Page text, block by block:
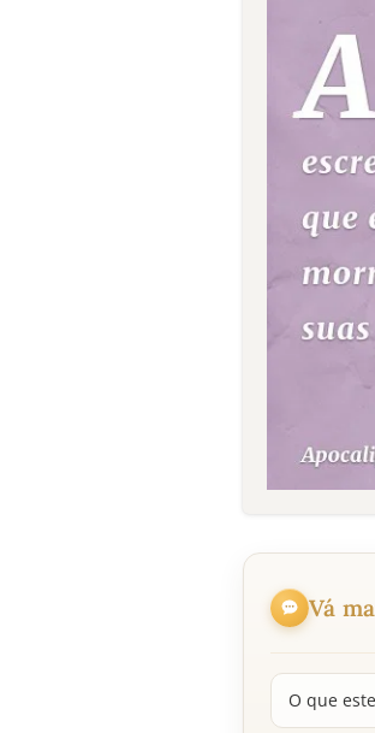
Vá
O que